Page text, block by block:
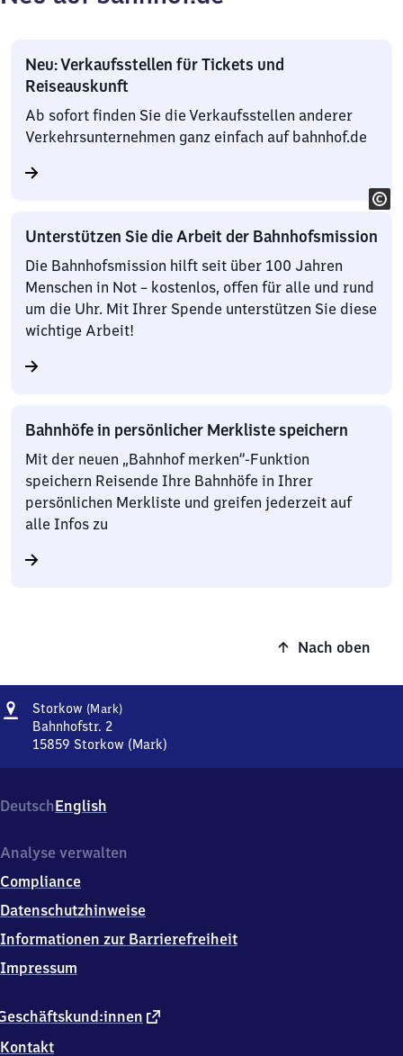
Neu: Verkaufsstellen für Tickets und
Reiseauskunft
Ab sofort finden Sie die Verkaufsstellen anderer
Verkehrsunternehmen ganz einfach auf bahnhof.de
Unterstützen Sie die Arbeit der Bahnhofsmission
Die Bahnhofsmission hilft seit über 100 Jahren
Menschen in Not – kostenlos, offen für alle und rund
um die Uhr. Mit Ihrer Spende unterstützen Sie diese
wichtige Arbeit!
Bahnhöfe in persönlicher Merkliste speichern
Mit der neuen „Bahnhof merken“-Funktion
speichern Reisende Ihre Bahnhöfe in Ihrer
persönlichen Merkliste und greifen jederzeit auf
alle Infos zu
Nach oben
Adresse
Storkow (Mark)Storkow
Bahnhofstr. 2
15859 Storkow (Mark)
Bahnhofstr.
2,
5
5
9
(Mark)
DeutschEnglish
externer
Kontakt
Analyse verwalten
Compliance
Datenschutzhinweise
Informationen zur Barrierefreiheit
Impressum